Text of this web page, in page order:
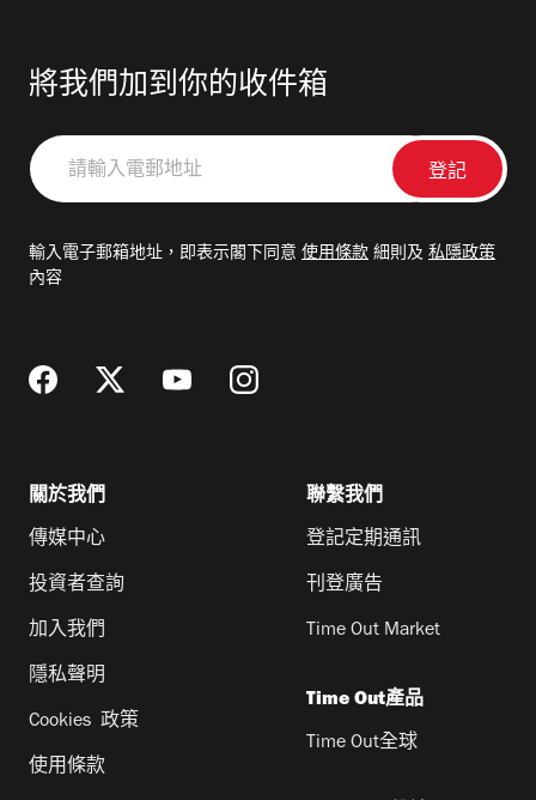
將我們加到你的收件箱
請
輸
郵
輸入電子郵箱地址，即表示閣下同意 使用條款 細則及 私隱政策
內容
關於我們
傳媒中心
投資者查詢
加入我們
隱私聲明
Cookies 政策
使用條款
聯繫我們
登記定期通訊
刊登廣告
Time Out Market
Time Out產品
Time Out全球